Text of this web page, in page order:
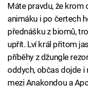
Máte pravdu, že krom
animáku i po čertech
přednášku z biomů,
upřít. Lví král přitom
příběhy z džungle
oddych, občas dojde i
mezi Anakondou a